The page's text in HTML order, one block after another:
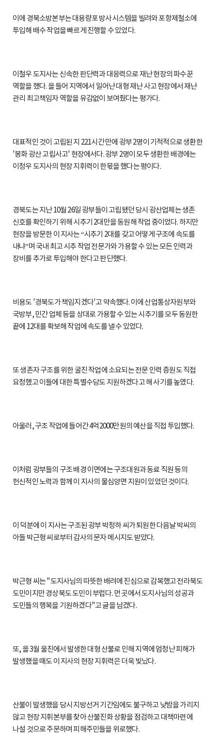
이에 경북소방본부는 대용량포 방사시스템을 빌려와 포항제철소에
투입해 배수 작업을 빠르게 진행할 수 있었다.
이철우 도지사는 신속한 판단력과 대응력으로 재난 현장의 파수꾼
역할을 했다. 올 들어 지역에서 일어난 대형 재난 사고 현장에서 재난
관리 최고책임자 역할을 유감없이 보여줬다는 평가다.
대표적인 것이 고립된 지 221시간 만에 광부 2명이 기적적으로 생환한
'봉화 광산 고립사고' 현장에서다. 광부 2명이 모두 생환한 배경에는
이청우 도지사의 현장 지휘력이 한몫을 했다는 평이다.
경북도는 지난 10월 26일 광부들이 고립됐던 당시 광산업체는 생존
신호를 확인하기 위해 시추기 2대만을 동원해 작업 중이었다. 하지만
현장을 방문한 이 지사는 “시추기 2대를 갖고 어떻게 구조에 속도를
내냐”며 국내 최고 시추 작업 전문가와 가용할 수 있는 모든 인력과
장비를 추가로 투입해야 한다고 판단했다.
비용도 '경북도가 책임지겠다'고 약속했다. 이에 산업통상자원부와
국방부, 민간 업체 등을 상대로 가용할 수 있는 시추기를 모두 동원한
끝에 12대를 확보해 작업에 속도를 낼 수 있었다.
또 생존자 구조를 위한 굴진 작업에 소요되는 전문 인력 증원도 직접
요청했고 이들에 대한 특별수당도 지원하겠다고 해 사기를 높였다.
아울러, 구조 작업에 들어간 4억2000만원의 예산을 직접 투입했다.
이처럼 광부들의 구조 배경 이면에는 구조대원과 동료 직원 등의
헌신적인 노력과 함께 이 지사의 물심양면 지원이 있었던 것이다.
이 덕분에 이 지사는 구조된 광부 박정하 씨가 퇴원한 다음날 박씨의
아들 박근형 씨로부터 감사의 문자 메시지도 받았다.
박근형 씨는 "도지사님의 따뜻한 배려에 진심으로 감복했고 전라북도
도민이지만 경상북도 도민이 부럽다. 먼 곳에서 도지사님의 성공과
도민들의 행복을 기원하겠다"고 글을 남겼다.
또, 올 3월 울진에서 발생한 대형 산불로 인해 지역에 엄청난 피해가
발생했을 때도 이 지사의 현장 지휘력은 더욱 빛났다.
산불이 발생했을 당시 지방선거 기간임에도 불구하고 낮밤을 가리지
않고 현장 지휘본부를 찾아 산불진화 상황을 점검하고 대책마련에
나설 것으로 주문하며 피해주민들을 위로했다.